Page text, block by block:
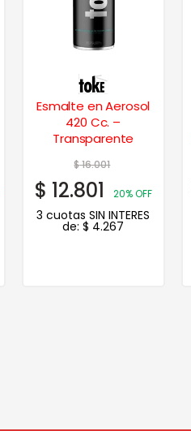
Esmalte en Aerosol
420 Cc. –
Transparente
$16.001
$ 12.801 20% OFF
3 cuotas SIN INTERES
de:$ 4.267